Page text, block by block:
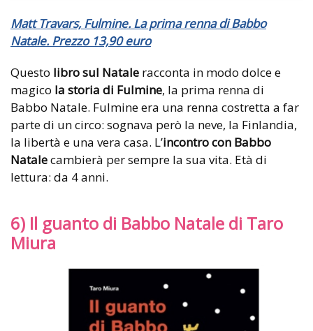
Matt Travars, Fulmine. La prima renna di Babbo
Natale. Prezzo 13,90 euro
Questo libro sul Natale racconta in modo dolce e
magico la storia di Fulmine, la prima renna di
Babbo Natale. Fulmine era una renna costretta a far
parte di un circo: sognava però la neve, la Finlandia,
la libertà e una vera casa. L’incontro con Babbo
Natalecambierà per sempre la sua vita. Età di
lettura: da 4 anni.
6) Il guanto di Babbo Natale di Taro
Miura